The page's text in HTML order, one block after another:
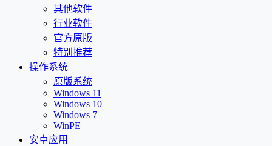
其他软件
行业软件
官方原版
特别推荐
操作系统
原版系统
Windows 11
Windows 10
Windows 7
WinPE
安卓应用